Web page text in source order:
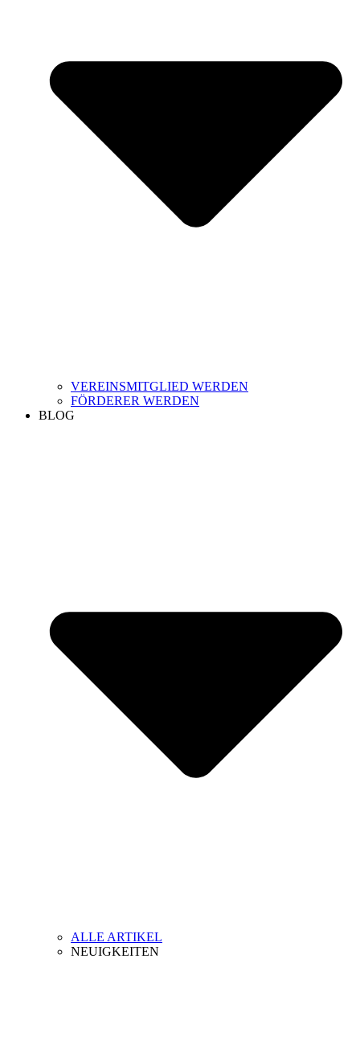
VEREINSMITGLIED WERDEN
FÖRDERER WERDEN
BLOG
ALLE ARTIKEL
NEUIGKEITEN